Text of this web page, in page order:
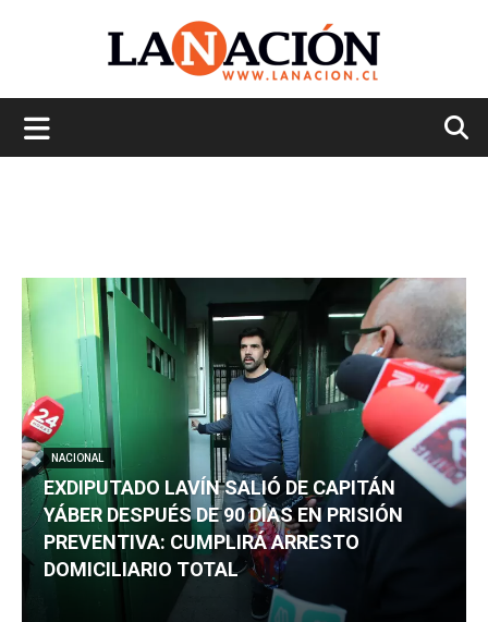
NACIONAL
EXDIPUTADO LAVÍN SALIÓ DE CAPITÁN
YÁBER DESPUÉS DE 90 DÍAS EN PRISIÓN
PREVENTIVA: CUMPLIRÁ ARRESTO
DOMICILIARIO TOTAL